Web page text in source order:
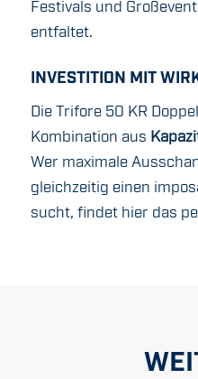
Festivals und
entfaltet.
INVESTITION MIT
Die Trifore 50 KR
Kombination aus
Wer maximale
gleichzeitig einen
sucht, findet hier das